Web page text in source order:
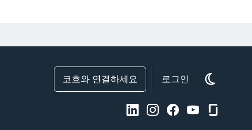
코흐와 연결하세요 로그인